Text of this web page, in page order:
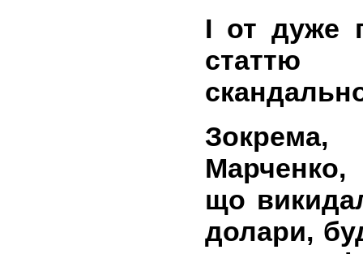
І от дуже
статтю
Марченко,
що
долари,